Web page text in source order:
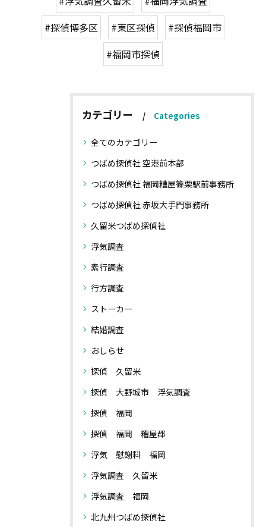
#探偵博多区
#東区探偵
#探偵福岡市
#福岡市探偵
カテゴリー Categories
全てのカテゴリー
つばめ探偵社 空港前本部
つばめ探偵社 福岡糟屋篠栗駅前事務所
つばめ探偵社 赤坂大手門事務所
久留米つばめ探偵社
浮気調査
素行調査
行方調査
ストーカー
結婚調査
おしらせ
探偵 久留米
探偵 大野城市 浮気調査
探偵 福岡
探偵 福岡 糟屋郡
浮気 慰謝料 福岡
浮気調査 久留米
浮気調査 福岡
北九州つばめ探偵社